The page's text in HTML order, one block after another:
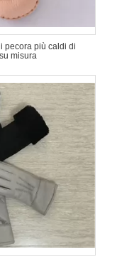
pecora più caldi di
misura